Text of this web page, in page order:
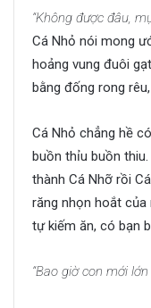
“Không được đâu,
Cá Nhỏ nói mong
hoảng vung đuôi
bằng đống rong
Cá Nhỏ chẳng hề
buồn thỉu buồn
thành Cá Nhỡ rồi
răng nhọn hoắt của
tự kiếm ăn, có bạn
“Bao giờ con mới lớn